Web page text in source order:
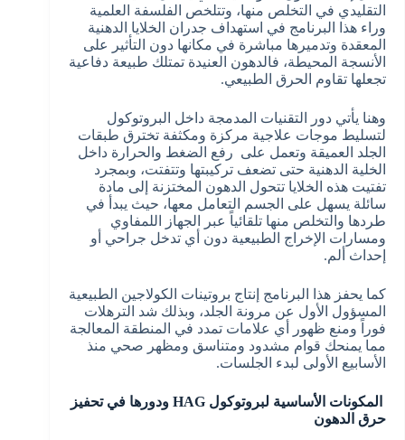
التقليدي في التخلص منها، وتتلخص الفلسفة العلمية
وراء هذا البرنامج في استهداف جدران الخلايا الدهنية
المعقدة وتدميرها مباشرة في مكانها دون التأثير على
الأنسجة المحيطة، فالدهون العنيدة تمتلك طبيعة دفاعية
تجعلها تقاوم الحرق الطبيعي.
وهنا يأتي دور التقنيات المدمجة داخل البروتوكول
لتسليط موجات علاجية مركزة ومكثفة تخترق طبقات
الجلد العميقة وتعمل على رفع الضغط والحرارة داخل
الخلية الدهنية حتى تضعف تركيبتها وتتفتت، وبمجرد
تفتيت هذه الخلايا تتحول الدهون المختزنة إلى مادة
سائلة يسهل على الجسم التعامل معها، حيث يبدأ في
طردها والتخلص منها تلقائياً عبر الجهاز اللمفاوي
ومسارات الإخراج الطبيعية دون أي تدخل جراحي أو
إحداث ألم.
كما يحفز هذا البرنامج إنتاج بروتينات الكولاجين الطبيعية
المسؤول الأول عن مرونة الجلد، وبذلك شد الترهلات
فوراً ومنع ظهور أي علامات تمدد في المنطقة المعالجة
مما يمنحك قوام مشدود ومتناسق ومظهر صحي منذ
الأسابيع الأولى لبدء الجلسات.
المكونات الأساسية لبروتوكول HAG ودورها في تحفيز
حرق الدهون